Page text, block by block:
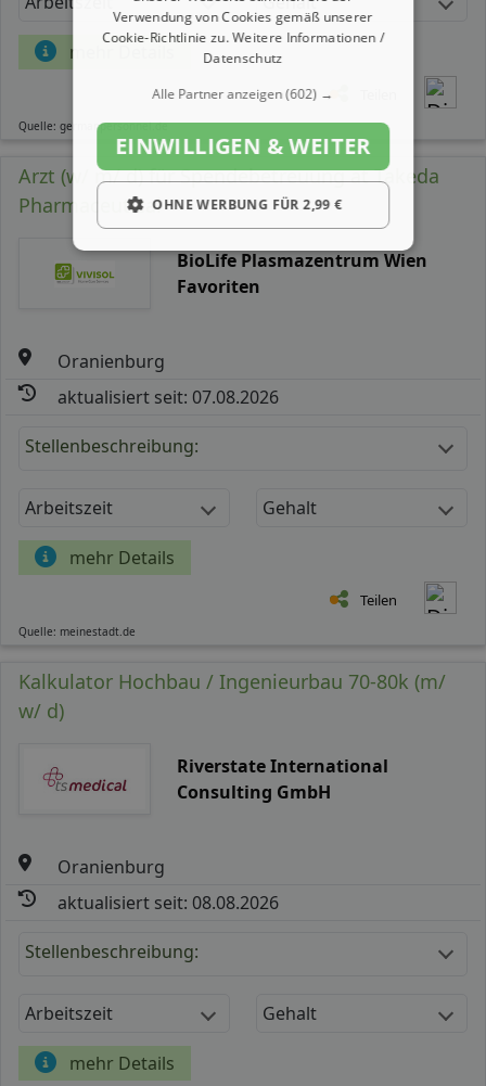
mehr Details
Quelle: germanpersonnel.de
Arzt (w/ m/ d) für Spendebetreuung at Takeda
Pharmaceutical
BioLife Plasmazentrum Wien
Favoriten
Oranienburg
aktualisiert seit: 07.08.2026
Stellenbeschreibung:
Arbeitszeit Gehalt
mehr Details
Teilen
Quelle: meinestadt.de
Kalkulator Hochbau / Ingenieurbau 70-80k (m/
w/ d)
Riverstate International
Consulting GmbH
Oranienburg
aktualisiert seit: 08.08.2026
Stellenbeschreibung:
Arbeitszeit Gehalt
mehr Details
Verwendung von Cookies gemäß unserer
Cookie-Richtlinie zu.Weitere Informationen /
Datenschutz
Alle Partner anzeigen(602) →
EINWILLIGEN & WEITER
OHNE WERBUNG FÜR 2,99 €